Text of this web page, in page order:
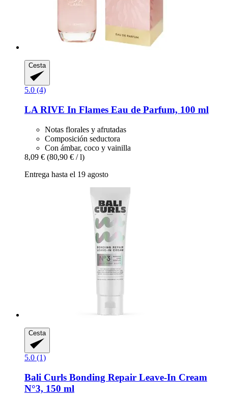
Cesta
5.0 (4)
LA RIVE In Flames Eau de Parfum, 100 ml
Notas florales y afrutadas
Composición seductora
Con ámbar, coco y vainilla
8,09 € (80,90 € / l)
Entrega hasta el 19 agosto
Cesta
5.0 (1)
Bali Curls Bonding Repair Leave-​In Cream
N°3, 150 ml